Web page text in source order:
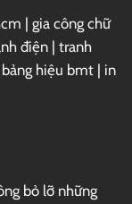
| gia công chữ
điện | tranh
hiệu bmt | in
bỏ lỡ những